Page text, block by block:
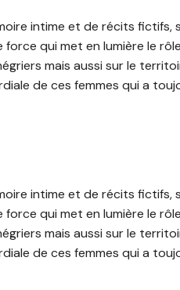
intime et de récits fictifs,
qui met en lumière le
mais aussi sur le
de ces femmes qui a
intime et de récits fictifs,
qui met en lumière le
mais aussi sur le
de ces femmes qui a